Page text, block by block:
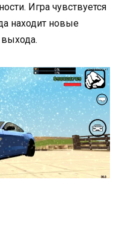
Игра чувствуется
находит новые